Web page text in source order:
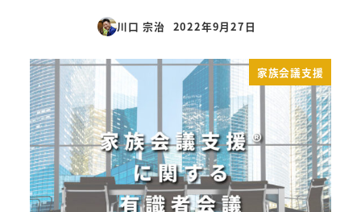
川口 宗治
投稿日
2022年9月27日
家族会議支援